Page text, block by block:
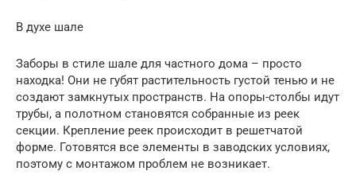
В духе шале
Заборы в стиле шале для частного дома – просто
находка! Они не губят растительность густой тенью и не
создают замкнутых пространств. На опоры-столбы идут
трубы, а полотном становятся собранные из реек
секции. Крепление реек происходит в решетчатой
форме. Готовятся все элементы в заводских условиях,
поэтому с монтажом проблем не возникает.